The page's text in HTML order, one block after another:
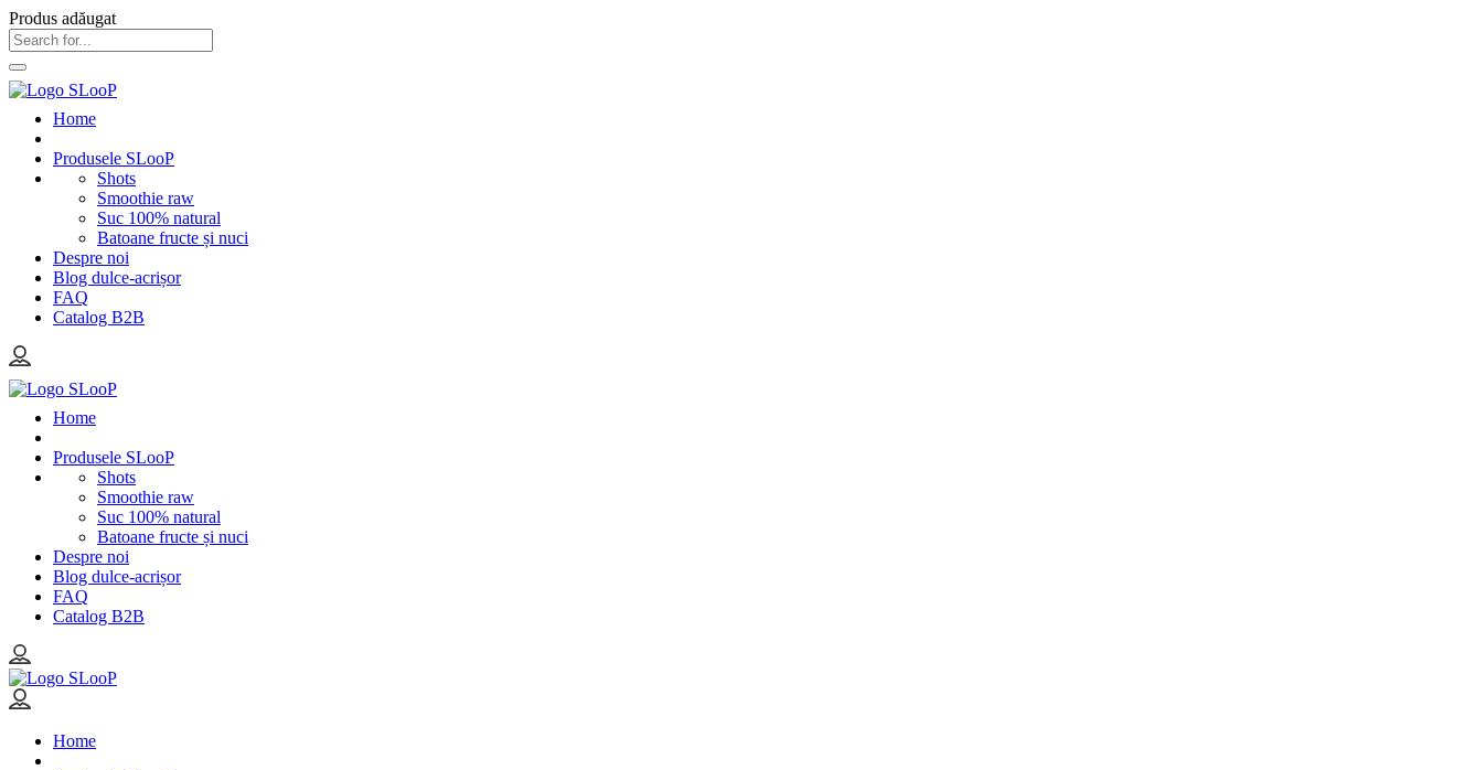
Produs adăugat
Home
Produsele SLooP
Shots
Smoothie raw
Suc 100% natural
Batoane fructe și nuci
Despre noi
Blog dulce-acrișor
FAQ
Catalog B2B
Home
Produsele SLooP
Shots
Smoothie raw
Suc 100% natural
Batoane fructe și nuci
Despre noi
Blog dulce-acrișor
FAQ
Catalog B2B
Home